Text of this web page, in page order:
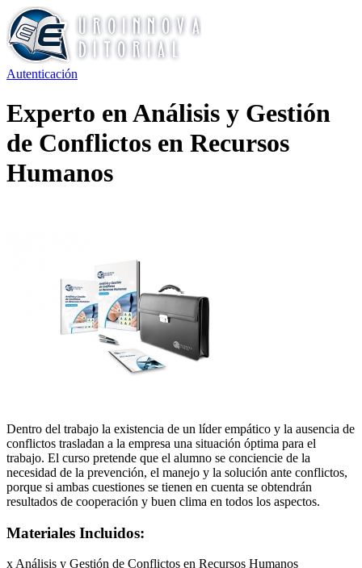
Autenticación
Experto en Análisis y Gestión
de Conflictos en Recursos
Humanos
Dentro del trabajo la existencia de un líder empático y la ausencia de
conflictos trasladan a la empresa una situación óptima para el
trabajo. El curso pretende que el alumno se conciencie de la
necesidad de la prevención, el manejo y la solución ante conflictos,
porque si ambas cuestiones se tienen en cuenta se obtendrán
resultados de cooperación y buen clima en todos los aspectos.
Materiales Incluidos:
x Análisis y Gestión de Conflictos en Recursos Humanos